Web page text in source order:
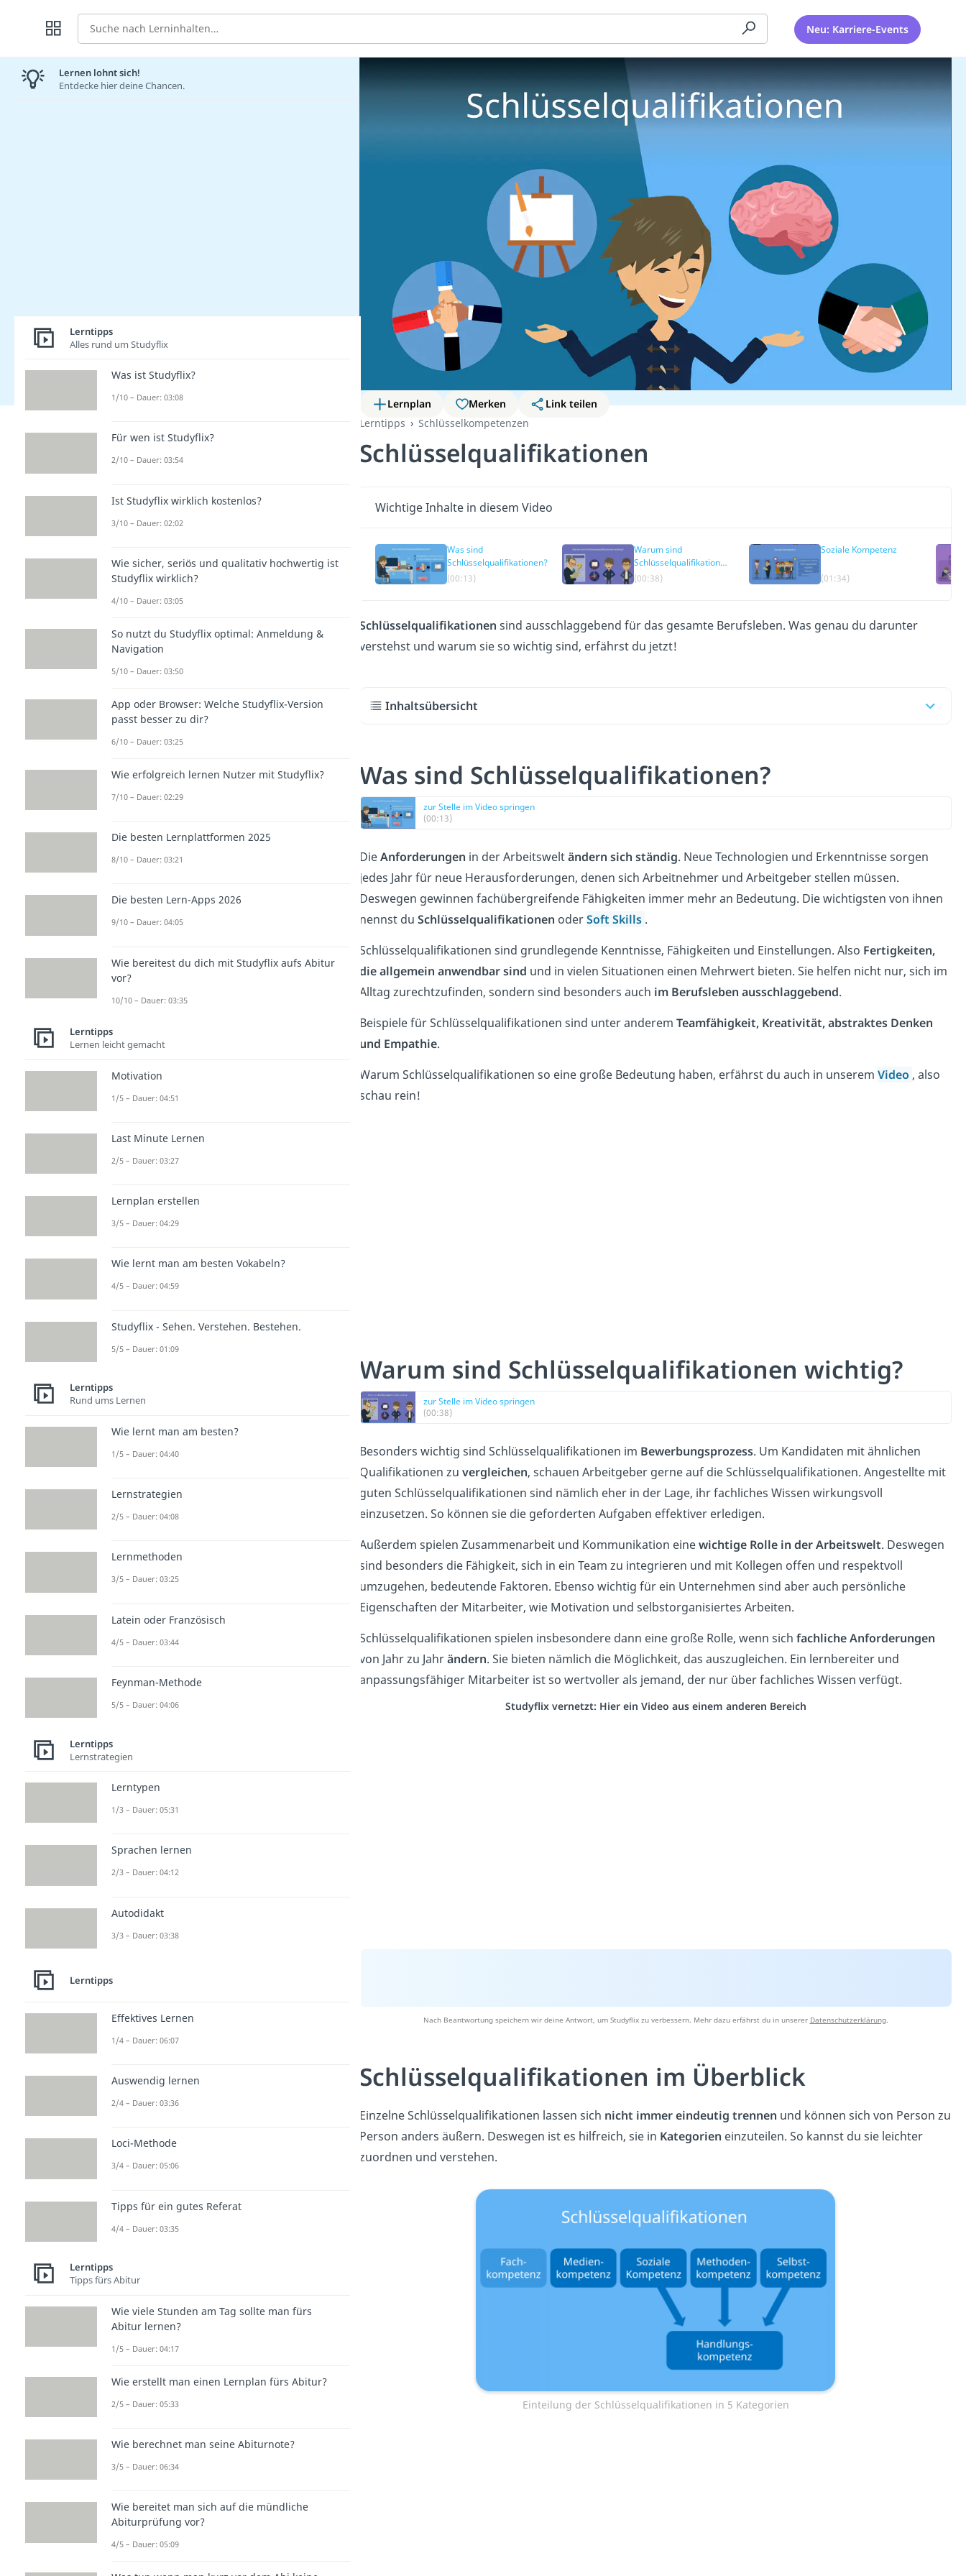
Suche Neu: Karriere-Events
Lernplan Merken
Link teilen
Lerntipps
Schlüsselkompetenzen
Schlüsselqualifikationen
Wichtige Inhalte in diesem Video
Was sind
Schlüsselqualifikationen?
(00:13)
Warum sind
Schlüsselqualifikationen
wichtig?
(00:38)
Soziale Kompetenz
(01:34)
Schlüsselqualifikationen sind ausschlaggebend für das gesamte Berufsleben. Was genau du darunter
verstehst und warum sie so wichtig sind, erfährst du jetzt!
Inhaltsübersicht
Was sind Schlüsselqualifikationen?
zur Stelle im Video springen
(00:13)
DieAnforderungen in der Arbeitsweltändern sich ständig. Neue Technologien und Erkenntnisse sorgen
jedes Jahr für neue Herausforderungen, denen sich Arbeitnehmer und Arbeitgeber stellen müssen.
Deswegen gewinnen fachübergreifende Fähigkeiten immer mehr an Bedeutung. Die wichtigsten von ihnen
nennst duSchlüsselqualifikationen oderSoft Skills .
Schlüsselqualifikationen sind grundlegende Kenntnisse, Fähigkeiten und Einstellungen. Also Fertigkeiten,
die allgemein anwendbar sind und in vielen Situationen einen Mehrwert bieten. Sie helfen nicht nur, sich im
Alltag zurechtzufinden, sondern sind besonders auch im Berufsleben ausschlaggebend.
Beispiele für Schlüsselqualifikationen sind unter anderemTeamfähigkeit, Kreativität, abstraktes Denken
und Empathie.
Warum Schlüsselqualifikationen so eine große Bedeutung haben, erfährst du auch in unseremVideo, also
schau rein!
Warum sind Schlüsselqualifikationen wichtig?
zur Stelle im Video springen
(00:38)
Besonders wichtig sind Schlüsselqualifikationen im Bewerbungsprozess. Um Kandidaten mit ähnlichen
Qualifikationen zuvergleichen, schauen Arbeitgeber gerne auf die Schlüsselqualifikationen. Angestellte mit
guten Schlüsselqualifikationen sind nämlich eher in der Lage, ihr fachliches Wissen wirkungsvoll
einzusetzen. So können sie die geforderten Aufgaben effektiver erledigen.
Außerdem spielen Zusammenarbeit und Kommunikation einewichtige Rolle in der Arbeitswelt. Deswegen
sind besonders die Fähigkeit, sich in ein Team zu integrieren und mit Kollegen offen und respektvoll
umzugehen, bedeutende Faktoren. Ebenso wichtig für ein Unternehmen sind aber auch persönliche
Eigenschaften der Mitarbeiter, wie Motivation und selbstorganisiertes Arbeiten.
Schlüsselqualifikationen spielen insbesondere dann eine große Rolle, wenn sichfachliche Anforderungen
von Jahr zu Jahrändern. Sie bieten nämlich die Möglichkeit, das auszugleichen. Ein lernbereiter und
anpassungsfähiger Mitarbeiter ist so wertvoller als jemand, der nur über fachliches Wissen verfügt.
Studyflix vernetzt: Hier ein Video aus einem anderen Bereich
Nach Beantwortung speichern wir deine Antwort, um Studyflix zu verbessern. Mehr dazu erfährst du in unserer Datenschutzerklärung.
Schlüsselqualifikationen im Überblick
Einzelne Schlüsselqualifikationen lassen sich nicht immer eindeutig trennen und können sich von Person zu
Person anders äußern. Deswegen ist es hilfreich, sie in Kategorien einzuteilen. So kannst du sie leichter
zuordnen und verstehen.
Einteilung der Schlüsselqualifikationen in 5 Kategorien
Lernen lohnt sich!
Entdecke hier deine Chancen.
Lerntipps
Alles rund um Studyflix
Was ist Studyflix?
1/10 – Dauer: 03:08
Für wen ist Studyflix?
2/10 – Dauer: 03:54
Ist Studyflix wirklich kostenlos?
3/10 – Dauer: 02:02
Wie sicher, seriös und qualitativ hochwertig ist
Studyflix wirklich?
4/10 – Dauer: 03:05
So nutzt du Studyflix optimal: Anmeldung &
Navigation
5/10 – Dauer: 03:50
App oder Browser: Welche Studyflix-Version
passt besser zu dir?
6/10 – Dauer: 03:25
Wie erfolgreich lernen Nutzer mit Studyflix?
7/10 – Dauer: 02:29
Die besten Lernplattformen 2025
8/10 – Dauer: 03:21
Die besten Lern-Apps 2026
9/10 – Dauer: 04:05
Wie bereitest du dich mit Studyflix aufs Abitur
vor?
10/10 – Dauer: 03:35
Lerntipps
Lernen leicht gemacht
Motivation
1/5 – Dauer: 04:51
Last Minute Lernen
2/5 – Dauer: 03:27
Lernplan erstellen
3/5 – Dauer: 04:29
Wie lernt man am besten Vokabeln?
4/5 – Dauer: 04:59
Studyflix - Sehen. Verstehen. Bestehen.
5/5 – Dauer: 01:09
Lerntipps
Rund ums Lernen
Wie lernt man am besten?
1/5 – Dauer: 04:40
Lernstrategien
2/5 – Dauer: 04:08
Lernmethoden
3/5 – Dauer: 03:25
Latein oder Französisch
4/5 – Dauer: 03:44
Feynman-Methode
5/5 – Dauer: 04:06
Lerntipps
Lernstrategien
Lerntypen
1/3 – Dauer: 05:31
Sprachen lernen
2/3 – Dauer: 04:12
Autodidakt
3/3 – Dauer: 03:38
Lerntipps
Effektives Lernen
1/4 – Dauer: 06:07
Auswendig lernen
2/4 – Dauer: 03:36
Loci-Methode
3/4 – Dauer: 05:06
Tipps für ein gutes Referat
4/4 – Dauer: 03:35
Lerntipps
Tipps fürs Abitur
Wie viele Stunden am Tag sollte man fürs
Abitur lernen?
1/5 – Dauer: 04:17
Wie erstellt man einen Lernplan fürs Abitur?
2/5 – Dauer: 05:33
Wie berechnet man seine Abiturnote?
3/5 – Dauer: 06:34
Wie bereitet man sich auf die mündliche
Abiturprüfung vor?
4/5 – Dauer: 05:09